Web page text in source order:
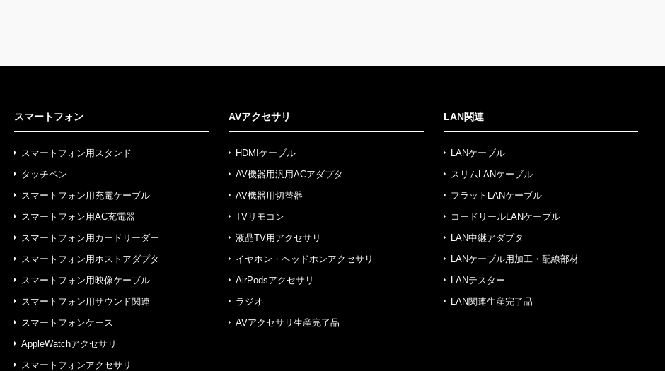
スマートフォン
スマートフォン用スタンド
タッチペン
スマートフォン用充電ケーブル
スマートフォン用AC充電器
スマートフォン用カードリーダー
スマートフォン用ホストアダプタ
スマートフォン用映像ケーブル
スマートフォン用サウンド関連
スマートフォンケース
AppleWatchアクセサリ
スマートフォンアクセサリ
AVアクセサリ
HDMIケーブル
AV機器用汎用ACアダプタ
AV機器用切替器
TVリモコン
液晶TV用アクセサリ
イヤホン・ヘッドホンアクセサリ
AirPodsアクセサリ
ラジオ
AVアクセサリ生産完了品
LAN関連
LANケーブル
スリムLANケーブル
フラットLANケーブル
コードリールLANケーブル
LAN中継アダプタ
LANケーブル用加工・配線部材
LANテスター
LAN関連生産完了品